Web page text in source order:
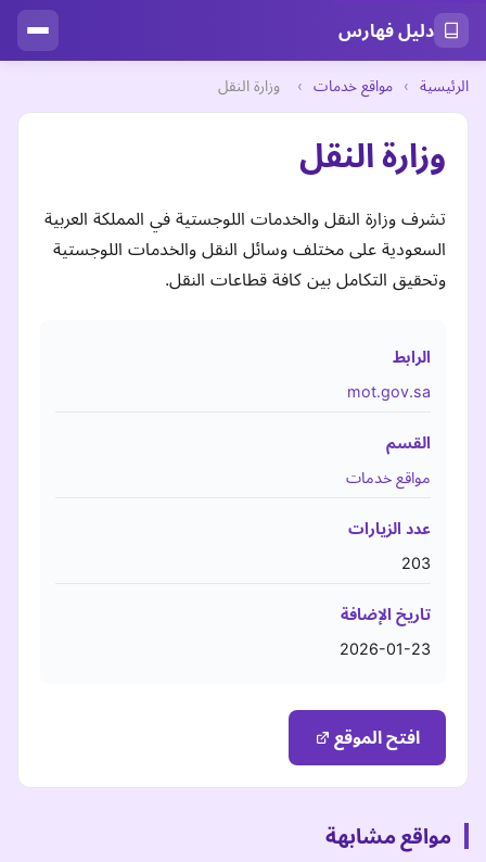
دليل فهارس
الرئيسية › مواقع خدمات › وزارة النقل
وزارة النقل
تشرف وزارة النقل والخدمات اللوجستية في المملكة العربية
السعودية على مختلف وسائل النقل والخدمات اللوجستية
وتحقيق التكامل بين كافة قطاعات النقل.
الرابط
mot.gov.sa
القسم
مواقع خدمات
عدد الزيارات
203
تاريخ الإضافة
2026-01-23
افتح الموقع
مواقع مشابهة